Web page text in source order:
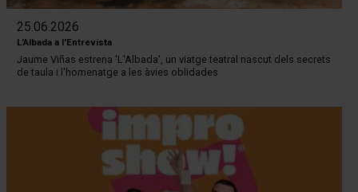
25.06.2026
L’Albada a l'Entrevista
Jaume Viñas estrena 'L'Albada', un viatge teatral nascut dels secrets
de taula i l'homenatge a les àvies oblidades